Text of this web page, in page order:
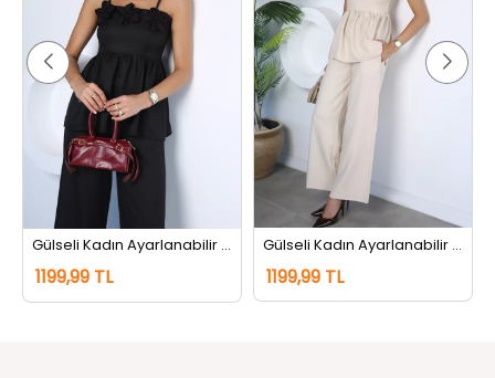
Gülseli Kadın Ayarlanabilir Askılı Gül Figürlü Bluz Bel Lastikli Pantolon İkili Takım Siyah
1199,99 TL
Gülseli Kadın Ayarlanabilir Askılı Gül Figürlü Bluz Bel Lastikli Pantolon İkili Takım Taş
1199,99 TL